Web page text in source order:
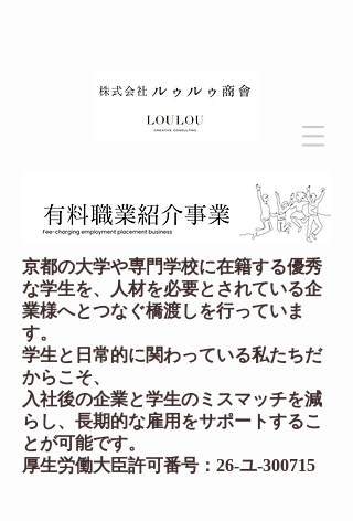
京都の大学や専門学校に在籍する優秀
な学生を、人材を必要とされている企
業様へとつなぐ橋渡しを行っていま
す。
学生と日常的に関わっている私たちだ
からこそ、
入社後の企業と学生のミスマッチを減
らし、 ⻑期的な雇用をサポートするこ
とが可能です。
厚生労働大臣許可番号：26-ユ-300715